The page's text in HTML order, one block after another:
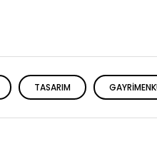
TASARIM